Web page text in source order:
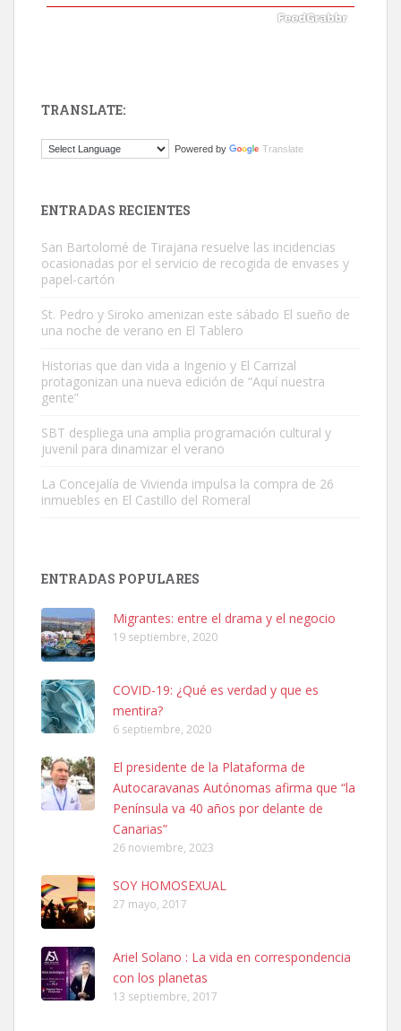
Este gato macho ha aparecido en la calle hace menos de un mes,
Busco adopción responsable para mi perra. Pastor alemán,
hembra, 4 años. Por motivos personales ...
Leales.org » Gran Canaria
Leales.org » Gran Canaria
Ninfa perdida
El día 5 se los perdió una ninfa papillera, asustada tiene miedo a la
calle, se perdió por la zon...
Leales.org » Gran Canaria
6.7.2025
Adopcion
Busco casa de acogida para mi perrita ya que por temas de trabajo
no la puedo tener. Solo gente r...
TRANSLATE:
Powered by Translate
ENTRADAS RECIENTES
San Bartolomé de Tirajana resuelve las incidencias
ocasionadas por el servicio de recogida de envases y
papel-cartón
St. Pedro y Siroko amenizan este sábado El sueño de
una noche de verano en El Tablero
Historias que dan vida a Ingenio y El Carrizal
protagonizan una nueva edición de “Aquí nuestra
gente”
SBT despliega una amplia programación cultural y
juvenil para dinamizar el verano
La Concejalía de Vivienda impulsa la compra de 26
inmuebles en El Castillo del Romeral
ENTRADAS POPULARES
Migrantes: entre el drama y el negocio
19 septiembre, 2020
COVID-19: ¿Qué es verdad y que es
mentira?
6 septiembre, 2020
El presidente de la Plataforma de
Autocaravanas Autónomas afirma que “la
Península va 40 años por delante de
Canarias”
26 noviembre, 2023
SOY HOMOSEXUAL
27 mayo, 2017
Ariel Solano : La vida en correspondencia
con los planetas
13 septiembre, 2017